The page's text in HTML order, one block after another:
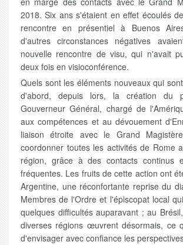
2018. Six ans s'étaient en effet écoulés
rencontre en présentiel à Buenos
d'autres circonstances négatives
nouvelle rencontre de visu, qui n'avait
deux fois en visioconférence.
Quels sont les éléments nouveaux qui
d'abord, depuis lors, la création du
Gouverneur Général, chargé de
aux compétences et au dévouement
liaison étroite avec le Grand
coordonner toutes les activités de Rome
région, grâce à des contacts continus
fréquentes. Les fruits de cette action ont
Argentine, une réconfortante reprise du
Membres de l'Ordre et l'épiscopat local
quelques difficultés auparavant ; au
diverses régions œuvrentdésormais, ce
d'envisager avec confiance les